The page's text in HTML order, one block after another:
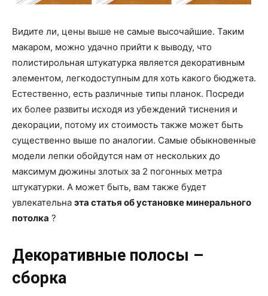
Видите ли, цены выше не самые высочайшие. Таким
макаром, можно удачно прийти к выводу, что
полистирольная штукатурка является декоративным
элементом, легкодоступным для хоть какого бюджета.
Естественно, есть различные типы планок. Посреди
их более развиты исходя из убеждений тиснения и
декорации, потому их стоимость также может быть
существенно выше по аналогии. Самые обыкновенные
модели лепки обойдутся нам от нескольких до
максимум дюжины злотых за 2 погонных метра
штукатурки. А может быть, вам также будет
увлекательна эта статья об установке минерального
потолка ?
Декоративные полосы –
сборка